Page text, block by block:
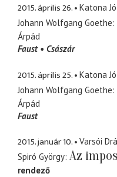
2015. április 26.
Katona
Johann Wolfgang Goethe
Árpád
Faust
Császár
2015. április 25.
Katona
Johann Wolfgang Goethe
Árpád
Faust
2015. január 10.
Varsói
Spiró György Az
rendező